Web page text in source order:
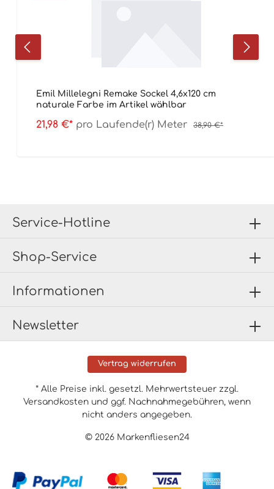
Emil Millelegni Remake Sockel 4,6x120 cm
naturale Farbe im Artikel wählbar
21,98 €* pro Laufende(r) Meter 38,90 €*
Newsletter
Service-Hotline
Shop-Service
Informationen
Vertrag widerrufen
© 2026 Markenfliesen24
* Alle Preise inkl. gesetzl. Mehrwertsteuer zzgl.
Versandkosten und ggf. Nachnahmegebühren, wenn
nicht anders angegeben.